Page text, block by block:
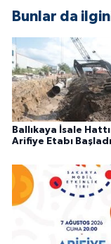
Bunlar da
Ballıkaya İsale
Arifiye Etabı Başladı